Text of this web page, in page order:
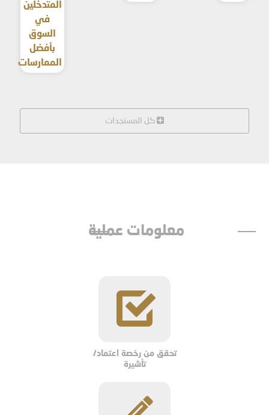
المتدخّلين
في
السوق
بأفضل
الممارسات
كل المستجدات
معلومات عملية
تحقق من رخصة اعتماد/
تأشيرة